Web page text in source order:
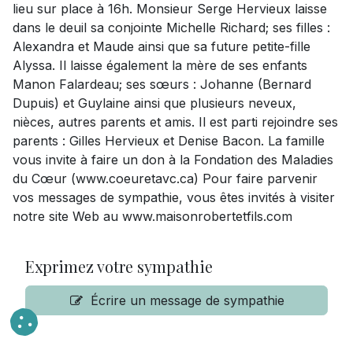
lieu sur place à 16h. Monsieur Serge Hervieux laisse
dans le deuil sa conjointe Michelle Richard; ses filles :
Alexandra et Maude ainsi que sa future petite-fille
Alyssa. Il laisse également la mère de ses enfants
Manon Falardeau; ses sœurs : Johanne (Bernard
Dupuis) et Guylaine ainsi que plusieurs neveux,
nièces, autres parents et amis. Il est parti rejoindre ses
parents : Gilles Hervieux et Denise Bacon. La famille
vous invite à faire un don à la Fondation des Maladies
du Cœur (www.coeuretavc.ca) Pour faire parvenir
vos messages de sympathie, vous êtes invités à visiter
notre site Web au www.maisonrobertetfils.com
Exprimez votre sympathie
Écrire un message de sympathie